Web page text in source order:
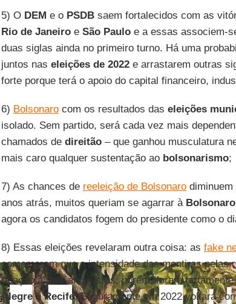
5) O DEM e o PSDBsaem fortalecidos com as
Rio de Janeiroe São Pauloe a essas associem-
duas siglas ainda no primeiro turno. Há uma
juntos nas eleições de 2022e arrastarem outras
forte porque terá o apoio do capital financeiro,
6) Bolsonarocom os resultados das eleições
isolado. Sem partido, será cada vez mais
chamados de direitão– que ganhou musculatura
mais caro qualquer sustentação ao bolsonarismo;
7) As chances de reeleição de Bolsonarodiminuem
anos atrás, muitos queriam se agarrar à Bolsonaro
agora os candidatos fogem do presidente como o
8) Essas eleições revelaram outra coisa: as fake
comemoram que a intensidade das mentiras pelas
relação a dois anos atrás; porém, foram
AlegreeRecife. Seguramente em 2022 voltará